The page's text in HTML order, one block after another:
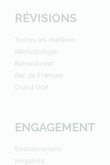
RÉVISIONS
Toutes les matières
Méthodologie
Baccalauréat
Bac de Français
Grand Oral
ENGAGEMENT
Environnement
Inégalités